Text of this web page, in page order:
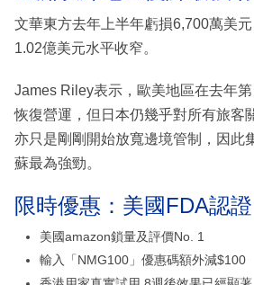
文華東方去年上半年虧損6,700萬美
1.02億美元水平收窄。
James Riley表示，歐美地區在去年
恢復營運，但日本仍幾乎對所有旅客
亦只是剛剛開始放寬邊境管制，因此
蘇最為強勁。
限時優惠：美國FDA認
美國amazon鎖量及評價No. 1
輸入「NMG100」優惠碼額外減$100